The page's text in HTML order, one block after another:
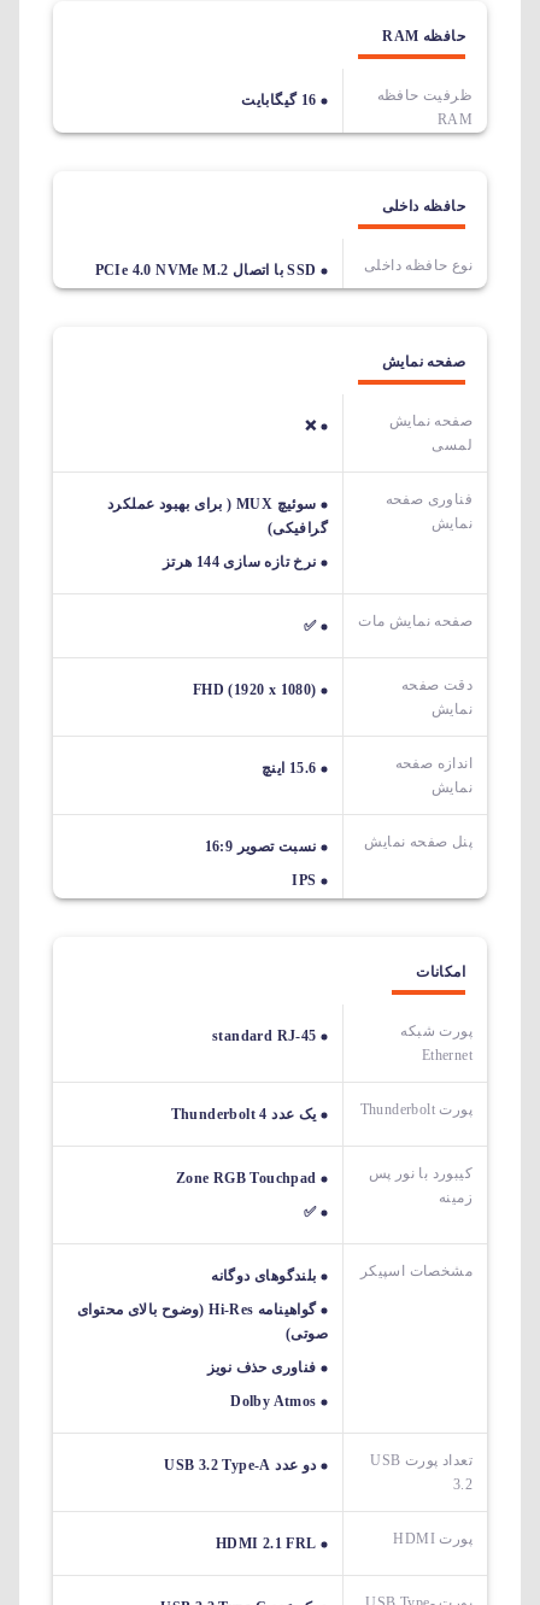
حافظه RAM
ظرفیت حافظه
RAM
16 گیگابایت
حافظه داخلی
نوع حافظه داخلی SSD با اتصال PCIe 4.0 NVMe M.2
صفحه نمایش
صفحه نمایش
لمسی
❌
فناوری صفحه
نمایش
سوئیچ MUX ( برای بهبود عملکرد
گرافیکی)
نرخ تازه سازی 144 هرتز
صفحه نمایش مات ✅
دقت صفحه
نمایش
FHD (1920 x 1080)
اندازه صفحه
نمایش
15.6 اینچ
پنل صفحه نمایش
نسبت تصویر 16:9
IPS
امکانات
پورت شبکه
Ethernet
standard RJ-45
پورت Thunderbolt یک عدد Thunderbolt 4
کیبورد با نور پس
زمینه
Zone RGB Touchpad
✅
مشخصات اسپیکر
بلندگوهای دوگانه
گواهینامه Hi-Res (وضوح بالای محتوای
صوتی)
فناوری حذف نویز
Dolby Atmos
تعداد پورت USB
3.2
دو عدد USB 3.2 Type-A
پورت HDMI HDMI 2.1 FRL